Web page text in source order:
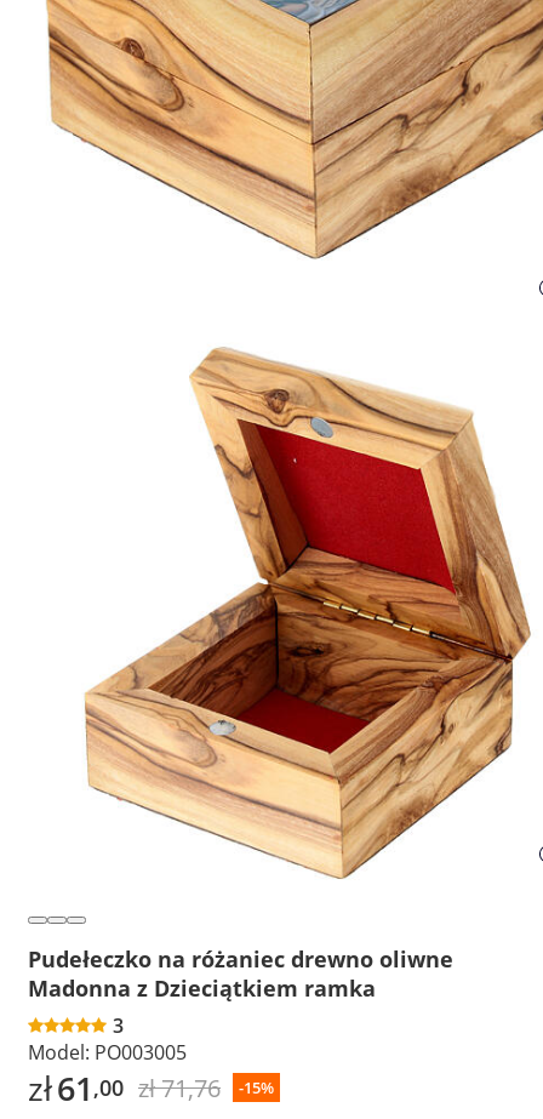
Pudełeczko na różaniec drewno oliwne
Madonna z Dzieciątkiem ramka
3
Model: PO003005
zł61 ,00 zł 71,76 -15%